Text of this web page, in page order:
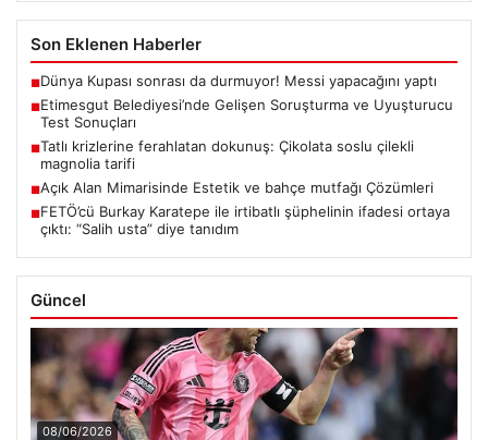
Son Eklenen Haberler
■Dünya Kupası sonrası da durmuyor! Messi yapacağını yaptı
■Etimesgut Belediyesi’nde Gelişen Soruşturma ve Uyuşturucu
Test Sonuçları
■Tatlı krizlerine ferahlatan dokunuş: Çikolata soslu çilekli
magnolia tarifi
■Açık Alan Mimarisinde Estetik ve bahçe mutfağı Çözümleri
■FETÖ’cü Burkay Karatepe ile irtibatlı şüphelinin ifadesi ortaya
çıktı: “Salih usta” diye tanıdım
Güncel
08/06/2026